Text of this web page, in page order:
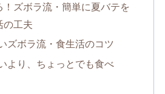
！ズボラ流・簡単に夏バテを
の工夫
ズボラ流・食生活のコツ
より、ちょっとでも食べ